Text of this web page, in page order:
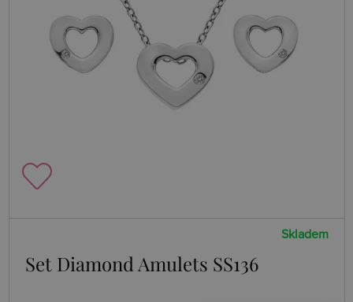
Skladem
Set Diamond Amulets SS136